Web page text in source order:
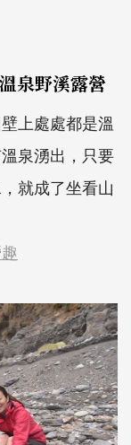
泉野溪露營
上處處都是溫
泉湧出，只要
就成了坐看山